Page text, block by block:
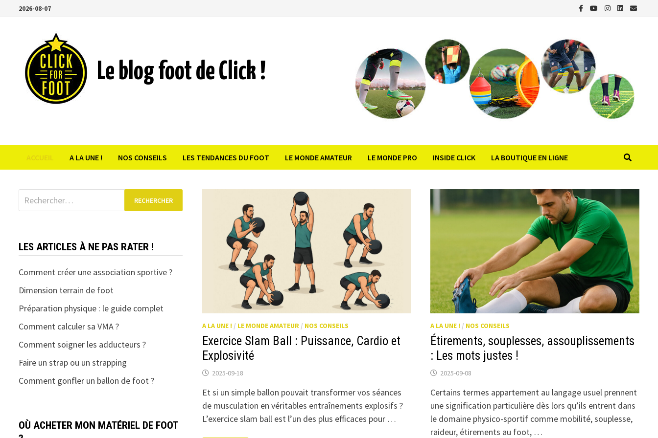
Passer2026-08-07
Le blog foot de Click !
ACCUEIL A LA UNE ! NOS CONSEILS LES TENDANCES DU FOOT LE MONDE AMATEUR LE MONDE PRO INSIDE CLICK LA BOUTIQUE EN LIGNE
A LA UNE ! / LE MONDE AMATEUR / NOS CONSEILS
Exercice Slam Ball : Puissance, Cardio et
Explosivité
2025-09-18
Et si un simple ballon pouvait transformer vos séances
de musculation en véritables entraînements explosifs ?
L’exercice slam ball est l’un des plus efficaces pour …
A LA UNE ! / NOS CONSEILS
Étirements, souplesses, assouplissements
: Les mots justes !
2025-09-08
Certains termes appartement au langage usuel prennent
une signification particulière dès lors qu’ils entrent dans
le domaine physico-sportif comme mobilité, souplesse,
raideur, étirements au foot, …
Rechercher :
LES ARTICLES À NE PAS RATER !
Comment créer une association sportive ?
Dimension terrain de foot
Préparation physique : le guide complet
Comment calculer sa VMA ?
Comment soigner les adducteurs ?
Faire un strap ou un strapping
Comment gonfler un ballon de foot ?
OÙ ACHETER MON MATÉRIEL DE FOOT